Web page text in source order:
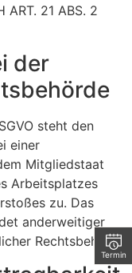
ART. 21 ABS. 2
der
steht den
einer
Mitgliedstaat
Arbeitsplatzes
zu. Das
anderweitiger
Rechtsbehelfe.
Termin